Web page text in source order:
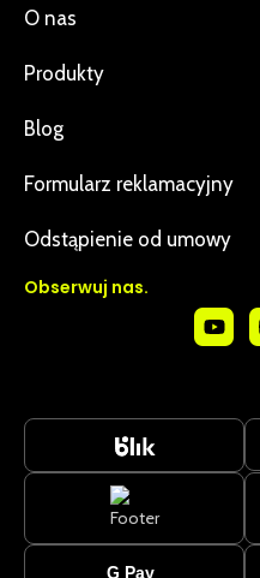
O nas
Produkty
Blog
Formularz reklamacyjny
Odstąpienie od umowy
Obserwuj nas.